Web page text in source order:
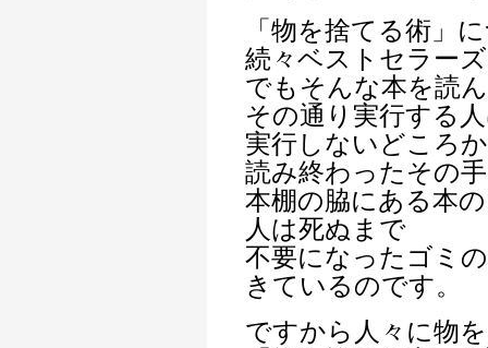
「物を捨てる術」
続々ベストセラー
でもそんな本を読
その通り実行する
実行しないどころ
読み終わったその
本棚の脇にある本
人は死ぬまで
不要になったゴミ
きているのです。
ですから人々に物